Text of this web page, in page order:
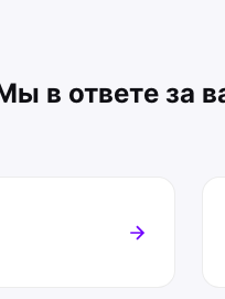
в ответе за